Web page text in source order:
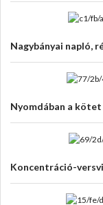
Nagybányai napló,
Nyomdában a kötet
Koncentráció-